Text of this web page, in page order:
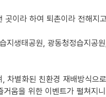
이라 하여 퇴촌이라 전해지
생태공원, 광동청정습지공
별화된 친환경 재배방식으
움을 위한 이벤트가 펼쳐지